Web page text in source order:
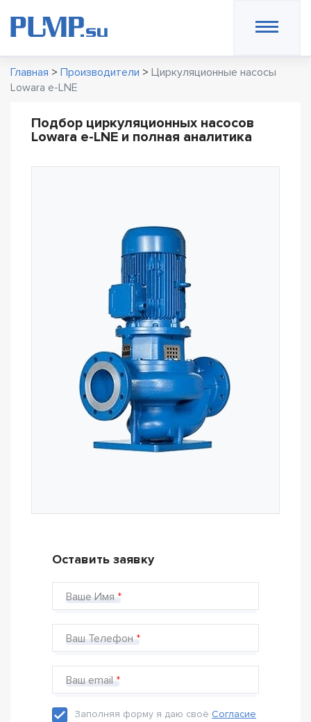
Главная > Производители > Циркуляционные насосы
Lowara e-LNE
Подбор циркуляционных насосов
Lowara e-LNE и полная аналитика
Оставить заявку
Ваше Имя
Ваш Телефон
Ваш email
Заполняя форму я даю своё Согласие